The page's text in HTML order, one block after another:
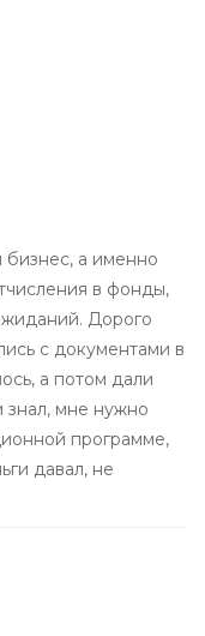
а именно
в фонды,
Дорого
с документами в
а потом дали
знал, мне нужно
программе,
давал, не